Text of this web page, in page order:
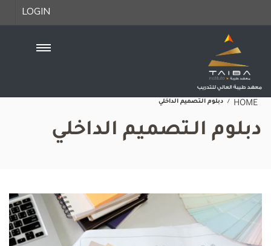
LOGIN
HOME دبلوم الـتصميم الداخلي
دبلوم الـتصميم الداخلي